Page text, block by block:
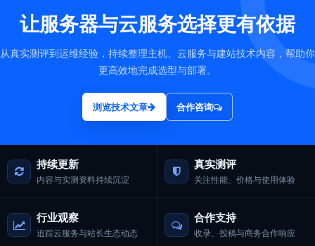
让服务器与云服务选择更有依据
从真实测评到运维经验，持续整理主机、云服务与建站技术内容，帮助你
更高效地完成选型与部署。
浏览技术文章 合作咨询
持续更新
内容与实测资料持续沉淀
真实测评
关注性能、价格与使用体验
行业观察
追踪云服务与站长生态动态
合作支持
收录、投稿与商务合作响应